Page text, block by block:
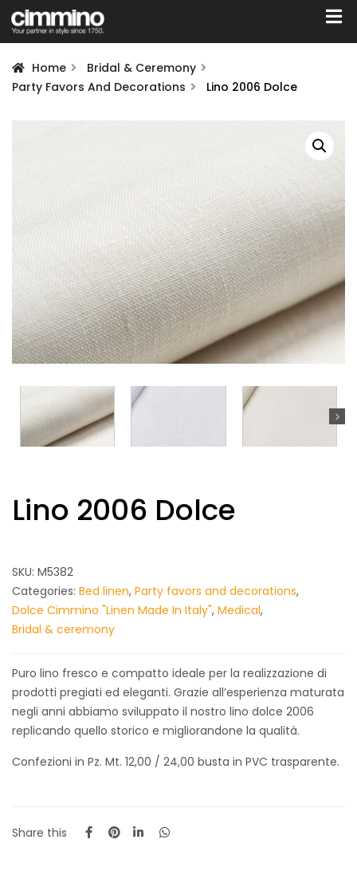
Home
Bridal & Ceremony
Party Favors And Decorations
Lino 2006 Dolce
Lino 2006 Dolce
SKU: M5382
Categories: Bed linen, Party favors and decorations,
Dolce Cimmino "Linen Made In Italy", Medical,
Bridal & ceremony
Puro lino fresco e compatto ideale per la realizzazione di
prodotti pregiati ed eleganti. Grazie all’esperienza maturata
negli anni abbiamo sviluppato il nostro lino dolce 2006
replicando quello storico e migliorandone la qualità.
Confezioni in Pz. Mt. 12,00 / 24,00 busta in PVC trasparente.
Share this